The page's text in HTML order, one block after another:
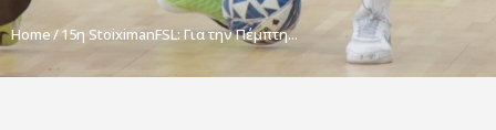
Home 15η StoiximanFSL: Για την Πέμπτη...
ΠΡΟΕΘΝΙΚΕΣ ΟΜΑΔΕΣ